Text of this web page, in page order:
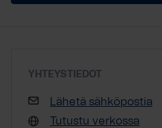
YHTEYSTIEDOT
Lähetä sähköpostia
Tutustu verkossa